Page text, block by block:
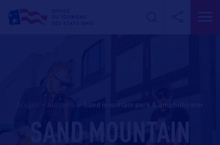
Alabama sand mountain park & amphitheater
SAND MOUNTAIN